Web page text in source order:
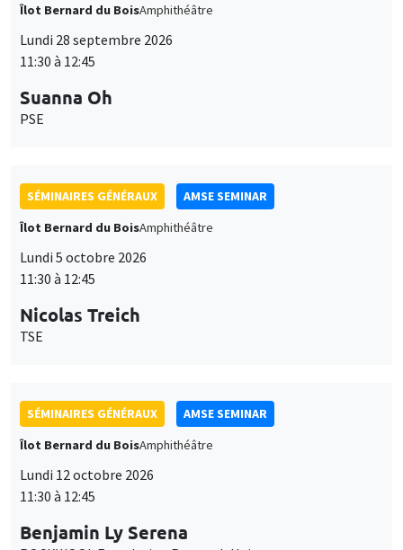
Îlot Bernard du BoisAmphithéâtre
Lundi 28 septembre 2026
11:30 à 12:45
Suanna Oh
PSE
SÉMINAIRES GÉNÉRAUX
AMSE SEMINAR
Îlot Bernard du BoisAmphithéâtre
Lundi 5 octobre 2026
11:30 à 12:45
Nicolas Treich
TSE
SÉMINAIRES GÉNÉRAUX
AMSE SEMINAR
Îlot Bernard du BoisAmphithéâtre
Lundi 12 octobre 2026
11:30 à 12:45
Benjamin Ly Serena